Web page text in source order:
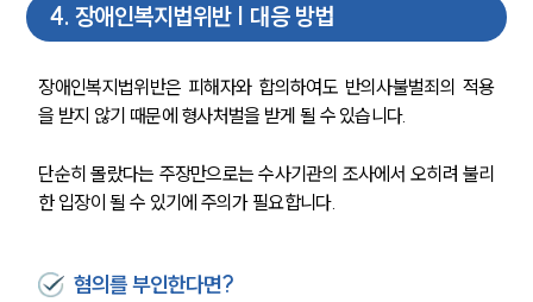
4. 장애인복지법위반 | 대응 방법
장애인복지법위반은 피해자와 합의하여도 반의사불벌죄의 적용
을 받지 않기 때문에 형사처벌을 받게 될 수 있습니다.
단순히 몰랐다는 주장만으로는 수사기관의 조사에서 오히려 불리
한 입장이 될 수 있기에 주의가 필요합니다.
혐의를 부인한다면?